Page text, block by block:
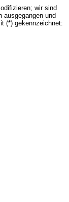
wir sind
ausgegangen und
(*) gekennzeichnet: